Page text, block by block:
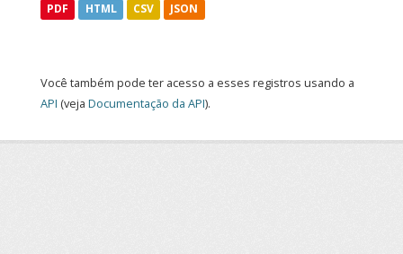
PDF HTML CSV JSON
Você também pode ter acesso a esses registros usando a
API (veja Documentação da API).